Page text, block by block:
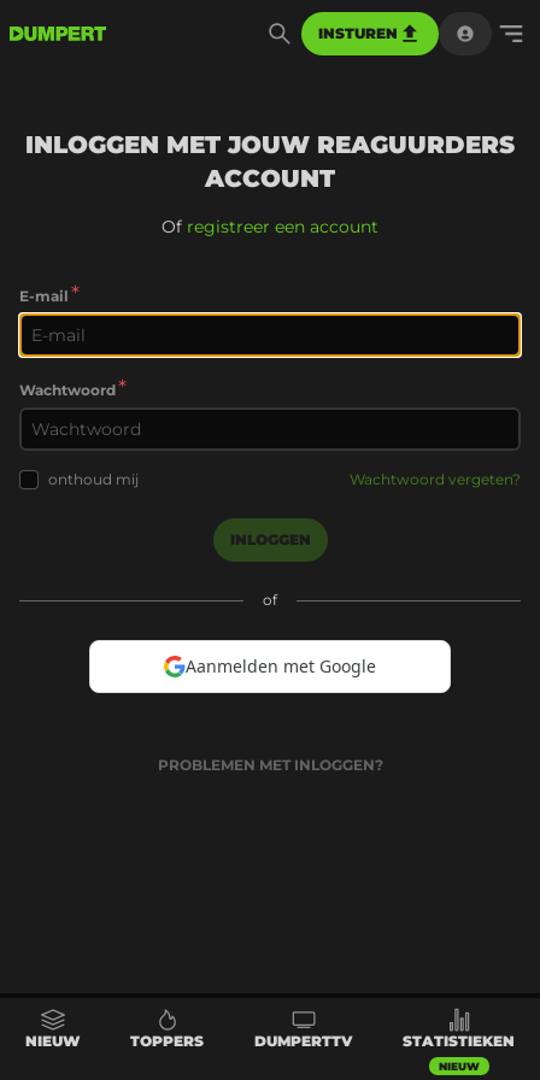
INSTUREN
INLOGGEN MET JOUW REAGUURDERS
ACCOUNT
Of registreer een account
E-mail *
Wachtwoord*
onthoud mij Wachtwoord vergeten?
INLOGGEN
of
Aanmelden met Google
PROBLEMEN MET INLOGGEN?
NIEUW TOPPERS DUMPERTTV STATISTIEKEN
NIEUW